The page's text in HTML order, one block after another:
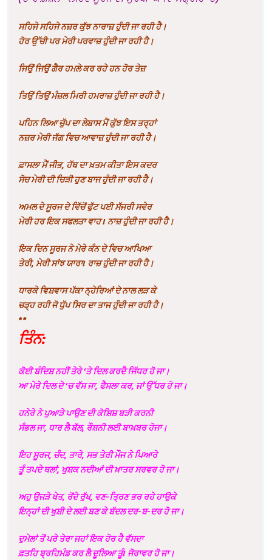
ਸਹਿਜੇ ਸਹਿਜੇ ਨਜ਼ਰ ਕੁੱਝ ਨਾਰਾਜ਼ ਹੁੰਦੀ ਜਾ ਰਹੀ ਹੈ।
ਹੋਰ ਉੱਚੀ ਪਰ ਮੇਰੀ ਪਰਵਾਜ਼ ਹੁੰਦੀ ਜਾ ਰਹੀ ਹੈ।
ਜਿਉਂ ਜਿਉਂ ਗੈਰ ਹਮਲੇ ਕਰ ਰਹੇ ਹਨ ਹੋਰ ਤੇਜ਼
ਤਿਉਂ ਤਿਉਂ ਮੰਜ਼ਲ ਮਿਰੀ ਹਮਰਾਜ਼ ਹੁੰਦੀ ਜਾ ਰਹੀ ਹੈ।
ਪਹਿਨ ਲਿਆ ਚੁੱਪ ਦਾ ਲੇਬਾਸ ਮੈਂ ਕੁੱਝ ਇਸ ਤਰ੍ਹਾਂ
ਨਜ਼ਰ ਮੇਰੀ ਜੱਗ ਵਿਚ ਆਵਾਜ਼ ਹੁੰਦੀ ਜਾ ਰਹੀ ਹੈ।
ਫ਼ਾਸਲਾ ਮੈਂ ਜੀਭ, ਹੱਥ ਦਾ ਖ਼ਤਮ ਕੀਤਾ ਇਸ ਕਦਰ
ਸੋਚ ਮੇਰੀ ਦੀ ਚਿੜੀ ਹੁਣ ਬਾਜ ਹੁੰਦੀ ਜਾ ਰਹੀ ਹੈ।
ਅਮਲ ਦੇ ਸੂਰਜ ਦੇ ਵਿੱਚੋਂ ਫੁੱਟ ਪਈ ਸੱਜਰੀ ਸਵੇਰ
ਮੇਰੀ ਹਰ ਇਕ ਸਫਲਤਾ ਵਾਹ ! ਨਾਜ਼ ਹੁੰਦੀ ਜਾ ਰਹੀ ਹੈ।
ਇਕ ਦਿਨ ਸੂਰਜ ਨੇ ਮੇਰੇ ਕੰਨ ਦੇ ਵਿਚ ਆਖਿਆ
ਤੇਰੀ, ਮੇਰੀ ਸਾਂਝ ਯਾਰਾ! ਰਾਜ਼ ਹੁੰਦੀ ਜਾ ਰਹੀ ਹੈ।
ਧਾਰਕੇ ਵਿਸ਼ਵਾਸ ਪੱਕਾ ਨ੍ਹੇਰਿਆਂ ਦੇ ਨਾਲ ਲੜ ਕੇ
ਚੜ੍ਹ ਰਹੀ ਜੋ ਧੁੱਪ ਸਿਰ ਦਾ ਤਾਜ ਹੁੰਦੀ ਜਾ ਰਹੀ ਹੈ।
**
ਤਿੰਨ:
ਕੋਈ ਬੰਦਿਸ਼ ਨਹੀਂ ਤੇਰੇ‘ਤੇ ਦਿਲ ਕਰਦੈ ਜਿੱਧਰ ਹੋ ਜਾ।
ਆ ਮੇਰੇ ਦਿਲ ਦੇ‘ਚ ਵੱਸ ਜਾ, ਫੈਸਲਾ ਕਰ, ਜਾਂ ਉੱਧਰ ਹੋ ਜਾ।
ਹਨੇਰੇ ਨੇ ਪੁਆੜੇ ਪਾਉਣ ਦੀ ਕੋਸ਼ਿਸ਼ ਬੜੀ ਕਰਨੀ
ਸੰਭਲ ਜਾ, ਧਾਰ ਲੈ ਬੱਲ, ਰੌਸ਼ਨੀ ਲਈ ਬਾਖ਼ਬਰ ਹੋਜਾ।
ਇਹ ਸੂਰਜ, ਚੰਦ, ਤਾਰੇ, ਸਭ ਤੇਰੀ ਮੌਜ ਨੇ ਪਿਆਰੇ
ਤੂੰ ਤਪਦੇ ਥਲਾਂ, ਖੁਸ਼ਕ ਨਦੀਆਂ ਦੀ ਖ਼ਾਤਰ ਸਰਵਰ ਹੋ ਜਾ।
ਅਹੁ ਉਜੜੇ ਖੇਤ, ਰੋਂਦੇ ਰੁੱਖ, ਵਣ-ਤ੍ਰਿਣ ਭਰ ਰਹੇ ਹਾਉਕੇ
ਇਨ੍ਹਾਂ ਦੀ ਖੁਸ਼ੀ ਦੇ ਲਈ ਬਣ ਕੇ ਬੱਦਲ ਦਰ-ਬ-ਦਰ ਹੋ ਜਾ।
ਦੁਮੇਲਾਂ ਤੋਂ ਪਰੇ ਤੇਰਾ ਜਹਾਂ ਇਕ ਹੋਰ ਹੈ ਵੱਸਦਾ
ਫ਼ਤਹਿ ਬ੍ਰਹਿਮੰਡ ਕਰ ਲੈ ਦੂਲਿਆ ਤੂੰ! ਜੋਰਾਵਰ ਹੋ ਜਾ।